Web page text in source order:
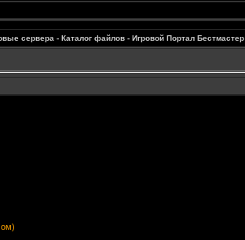
сервера - Каталог файлов - Игровой Портал Бестмастер